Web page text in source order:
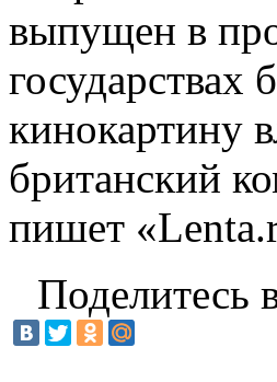
выпущен в
кинокартину
британский
пишет
Поделитесь